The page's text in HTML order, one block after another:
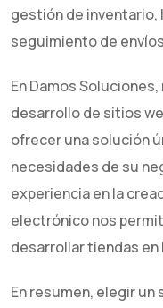
gestión de inventario,
seguimiento de
En Damos
desarrollo de sitios
ofrecer una solución
necesidades de su
experiencia en la
electrónico nos
desarrollar tiendas
En resumen, elegir un